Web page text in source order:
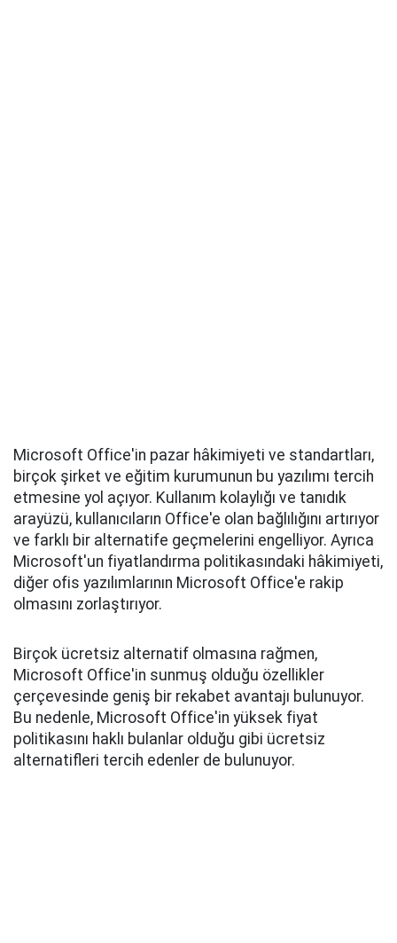
Microsoft Office'in pazar hâkimiyeti ve standartları,
birçok şirket ve eğitim kurumunun bu yazılımı tercih
etmesine yol açıyor. Kullanım kolaylığı ve tanıdık
arayüzü, kullanıcıların Office'e olan bağlılığını artırıyor
ve farklı bir alternatife geçmelerini engelliyor. Ayrıca
Microsoft'un fiyatlandırma politikasındaki hâkimiyeti,
diğer ofis yazılımlarının Microsoft Office'e rakip
olmasını zorlaştırıyor.
Birçok ücretsiz alternatif olmasına rağmen,
Microsoft Office'in sunmuş olduğu özellikler
çerçevesinde geniş bir rekabet avantajı bulunuyor.
Bu nedenle, Microsoft Office'in yüksek fiyat
politikasını haklı bulanlar olduğu gibi ücretsiz
alternatifleri tercih edenler de bulunuyor.